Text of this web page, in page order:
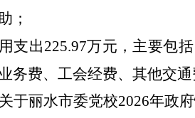
；
支出225.97万元，主要包
务费、工会经费、其他交
关于丽水市委党校2026年政